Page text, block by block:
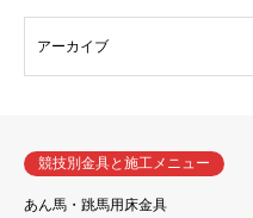
競技別金具と施工メニュー
あん馬・跳馬用床金具